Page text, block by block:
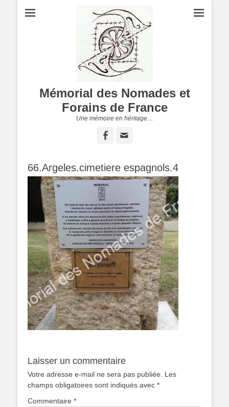
Mémorial des Nomades et
Forains de France
Une mémoire en héritage…
Facebook
66.Argeles.cimetiere espagnols.4
Laisser un commentaire
Votre adresse e-mail ne sera pas publiée.
Les
champs obligatoires sont indiqués avec *
Commentaire *